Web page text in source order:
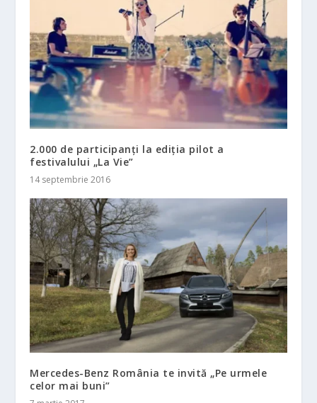
2.000 de participanți la ediția pilot a
festivalului „La Vie”
14 septembrie 2016
Mercedes-Benz România te invită „Pe urmele
celor mai buni”